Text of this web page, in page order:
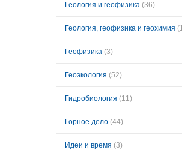
Геология и геофизика (36)
Геология, геофизика и геохимия
Геофизика (3)
Геоэкология (52)
Гидробиология (11)
Горное дело (44)
Идеи и время (3)